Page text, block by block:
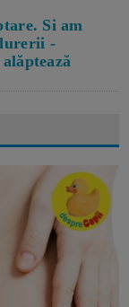
Si am
-